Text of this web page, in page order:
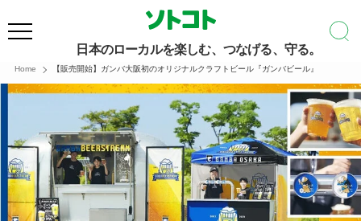
日本のローカルを楽しむ、つなげる、守る。
Home 【販売開始】ガンバ大阪初のオリジナルクラフトビール『ガンバビール』